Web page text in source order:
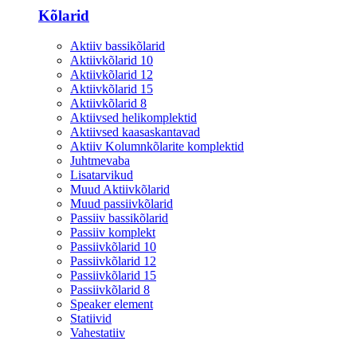
Kõlarid
Aktiiv bassikõlarid
Aktiivkõlarid 10
Aktiivkõlarid 12
Aktiivkõlarid 15
Aktiivkõlarid 8
Aktiivsed helikomplektid
Aktiivsed kaasaskantavad
Aktiiv Kolumnkõlarite komplektid
Juhtmevaba
Lisatarvikud
Muud Aktiivkõlarid
Muud passiivkõlarid
Passiiv bassikõlarid
Passiiv komplekt
Passiivkõlarid 10
Passiivkõlarid 12
Passiivkõlarid 15
Passiivkõlarid 8
Speaker element
Statiivid
Vahestatiiv